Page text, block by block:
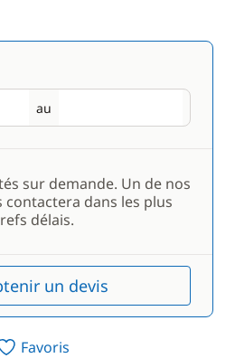
au
Retour
sur demande. Un de nos
contactera dans les plus
délais.
un devis
Favoris